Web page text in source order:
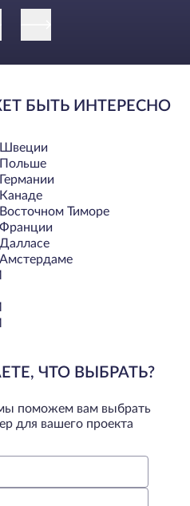
БЫТЬ ИНТЕРЕСНО
Швеции
Польше
Тиморе
ЧТО ВЫБРАТЬ?
поможем вам выбрать
для вашего проекта